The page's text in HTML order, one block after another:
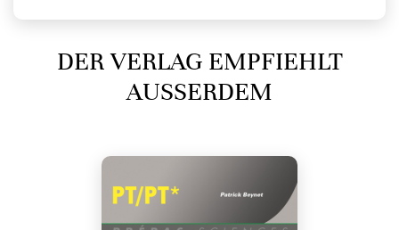
DER VERLAG EMPFIEHLT
AUSSERDEM